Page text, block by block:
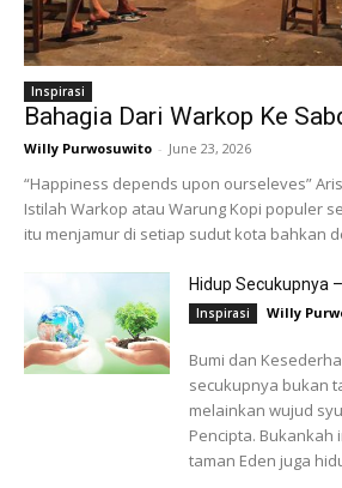
Inspirasi
Bahagia Dari Warkop Ke
Willy Purwosuwito - June 23, 2026
“Happiness depends upon ourseleves”
Istilah Warkop atau Warung Kopi populer
itu menjamur di setiap sudut kota bahkan
Hidup Secukupnya
Inspirasi Willy
Bumi dan
secukupnya bukan
melainkan wujud
Pencipta. Bukankah
taman Eden juga